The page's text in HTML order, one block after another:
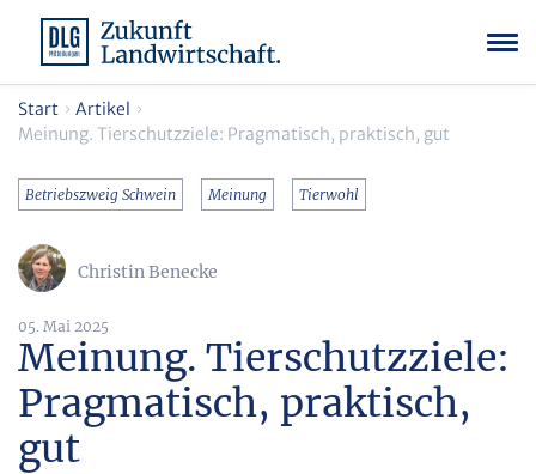
Start
Artikel
Meinung. Tierschutzziele: Pragmatisch, praktisch, gut
Betriebszweig Schwein Meinung Tierwohl
Christin Benecke
05. Mai 2025
Meinung. Tierschutzziele:
Pragmatisch, praktisch,
gut